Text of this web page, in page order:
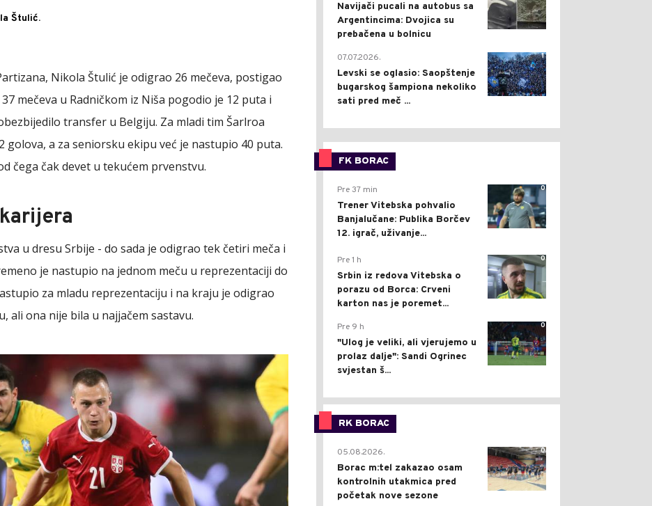
Štulić.
Nikola Štulić je odigrao 26 mečeva, postigao
mečeva u Radničkom iz Niša pogodio je 12 puta i
transfer u Belgiju. Za mladi tim Šarlroa
golova, a za seniorsku ekipu već je nastupio 40 puta.
čega čak devet u tekućem prvenstvu.
u dresu Srbije - do sada je odigrao tek četiri meča i
je nastupio na jednom meču u reprezentaciji do
za mladu reprezentaciju i na kraju je odigrao
ali ona nije bila u najjačem sastavu.
Navijači pucali na autobus sa
Argentincima: Dvojica su
prebačena u bolnicu
1
07.07.2026.
Levski se oglasio: Saopštenje
bugarskog šampiona nekoliko
sati pred meč ...
FK BORAC
0
Pre 37 min
Trener Vitebska pohvalio
Banjalučane: Publika Borčev
12. igrač, uživanje...
0
Pre 1 h
Srbin iz redova Vitebska o
porazu od Borca: Crveni
karton nas je poremet...
0
Pre 9 h
"Ulog je veliki, ali vjerujemo u
prolaz dalje": Sandi Ogrinec
svjestan š...
RK BORAC
0
05.08.2026.
Borac m:tel zakazao osam
kontrolnih utakmica pred
početak nove sezone